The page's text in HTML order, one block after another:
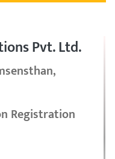
Pvt. Ltd.
Registration